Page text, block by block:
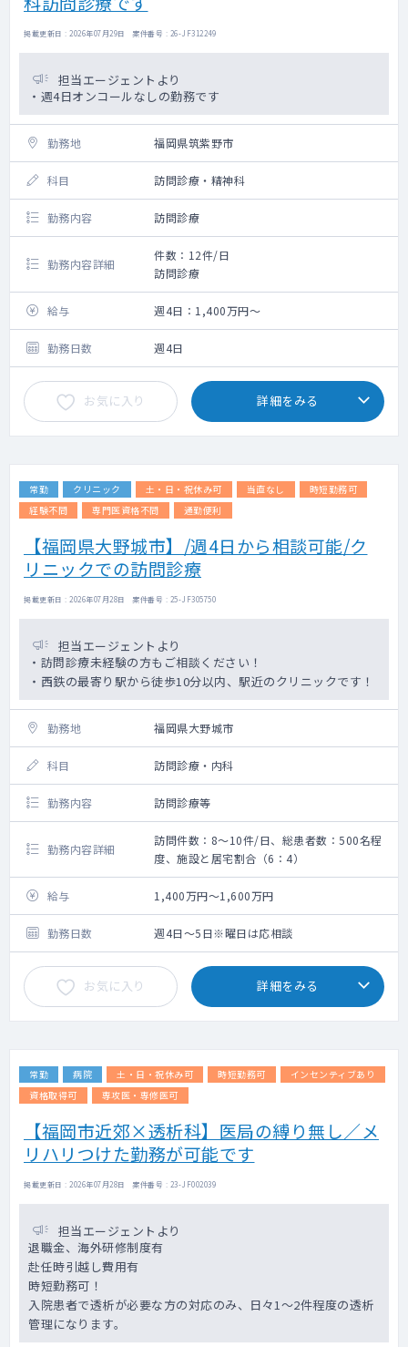
掲載更新日 : 2026年07月29日 案件番号 : 26-JF312249
担当エージェントより
・週4日オンコールなしの勤務です
勤務地 福岡県筑紫野市
科目 訪問診療・精神科
勤務内容 訪問診療
勤務内容詳細
件数：12件/日
訪問診療
給与 週4日：1,400万円～
勤務日数 週4日
お気に入り 詳細をみる
常勤 クリニック 土・日・祝休み可 当直なし
時短勤務可
経験不問
専門医資格不問 通勤便利
【福岡県大野城市】/週4日から相談可能/ク
リニックでの訪問診療
掲載更新日 : 2026年07月28日 案件番号 : 25-JF305750
担当エージェントより
・訪問診療未経験の方もご相談ください！
・西鉄の最寄り駅から徒歩10分以内、駅近のクリニックです！
勤務地 福岡県大野城市
科目 訪問診療・内科
勤務内容 訪問診療等
勤務内容詳細
訪問件数：8～10件/日、総患者数：500名程
度、施設と居宅割合（6：4）
給与 1,400万円～1,600万円
勤務日数 週4日～5日※曜日は応相談
お気に入り 詳細をみる
常勤 病院 土・日・祝休み可 時短勤務可
インセンティブあり
資格取得可
専攻医・専修医可
【福岡市近郊×透析科】医局の縛り無し／メ
リハリつけた勤務が可能です
掲載更新日 : 2026年07月28日 案件番号 : 23-JF002039
担当エージェントより
退職金、海外研修制度有
赴任時引越し費用有
時短勤務可！
入院患者で透析が必要な方の対応のみ、日々1～2件程度の透析
管理になります。